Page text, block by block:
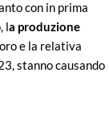
con in prima
la produzione
e la relativa
stanno causando